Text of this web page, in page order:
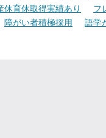
休育休取得実績あり フ
障がい者積極採用 語学